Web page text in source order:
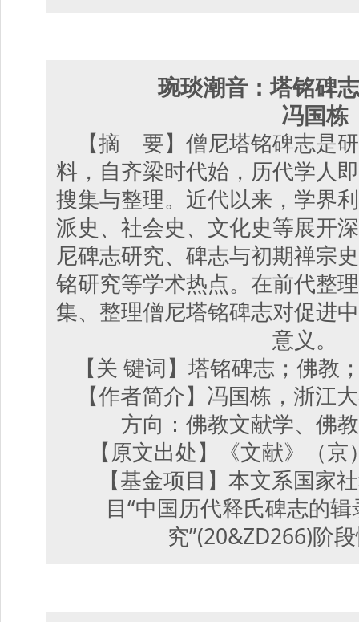
琬琰潮音：塔铭碑
冯国栋
【摘 要】僧尼塔铭碑志是
料，自齐梁时代始，历代学人
搜集与整理。近代以来，学界
派史、社会史、文化史等展开
尼碑志研究、碑志与初期禅宗
铭研究等学术热点。在前代整
集、整理僧尼塔铭碑志对促进
意义。
【关 键词】塔铭碑志；佛教
【作者简介】冯国栋，浙江
方向：佛教文献学、佛
【原文出处】《文献》（
【基金项目】本文系国家
目“中国历代释氏碑志的
究”(20&ZD266)阶